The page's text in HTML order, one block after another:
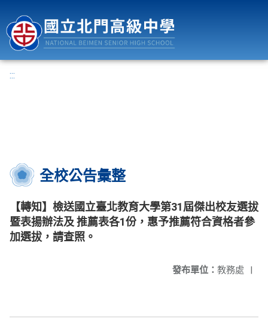
:::
全校公告彙整
【轉知】檢送國立臺北教育大學第31屆傑出校友選拔
暨表揚辦法及 推薦表各1份，惠予推薦符合資格者參
加選拔，請查照。
發布單位： 教務處 |